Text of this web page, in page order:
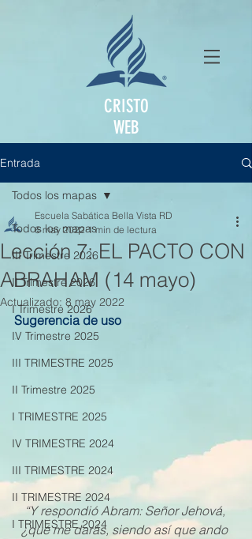
CRISTO
WEB
Entrada
Todos los mapas
III Trimestre 2026
II Trimestre 2026
I Trimestre 2026
IV Trimestre 2025
III TRIMESTRE 2025
II Trimestre 2025
I TRIMESTRE 2025
IV TRIMESTRE 2024
III TRIMESTRE 2024
II TRIMESTRE 2024
I TRIMESTRE 2024
Todos los mapas
Lección 7: EL PACTO CON
ABRAHAM (14 mayo)
Escuela Sabática Bella Vista RD
6 may 2022 1 min de lectura
Actualizado: 8 may 2022
Sugerencia de uso
“Y respondió Abram: Señor Jehová,
¿qué me darás, siendo así que ando